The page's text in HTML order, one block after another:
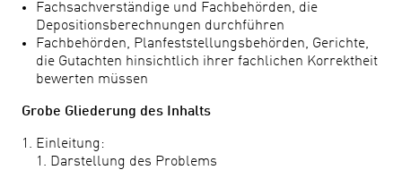
Fachsachverständige und Fachbehörden, die
Depositionsberechnungen durchführen
Fachbehörden, Planfeststellungsbehörden, Gerichte,
die Gutachten hinsichtlich ihrer fachlichen Korrektheit
bewerten müssen
Grobe Gliederung des Inhalts
Einleitung:
Darstellung des Problems